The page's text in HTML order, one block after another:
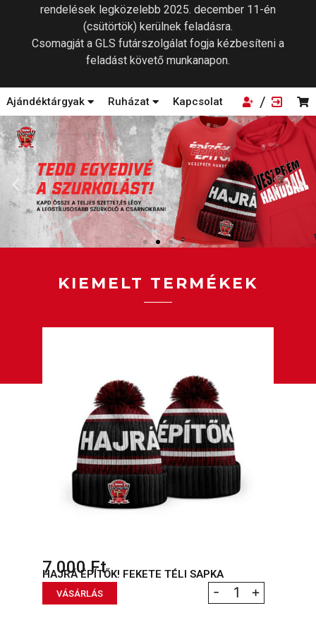
2
7
GALÉRIA
JEGYEK
MÉDIA
KAPCSOLAT
HUN
ENG
rendelések legközelebb 2025. december 11-én
(csütörtök) kerülnek feladásra.
Csomagját a GLS futárszolgálat fogja kézbesíteni a
feladást követő munkanapon.
Ajándéktárgyak Ruházat Kapcsolat /
KIEMELT TERMÉKEK
7 000Ft
HAJRÁ ÉPÍTŐK! FEKETE TÉLI SAPKA
- +
VÁSÁRLÁS